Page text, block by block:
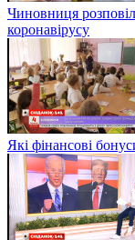
Чиновниця
коронавірусу
Які фінансові